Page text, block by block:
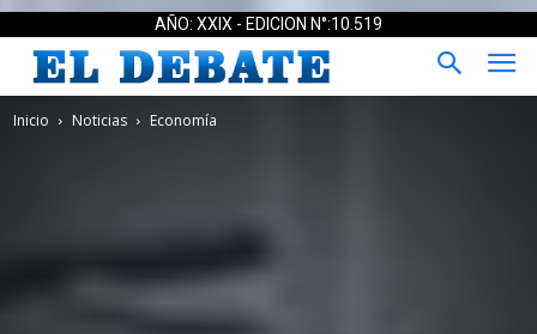
AÑO: XXIX - EDICION N°:10.519
Inicio Noticias Economía